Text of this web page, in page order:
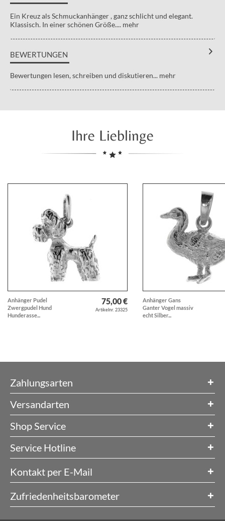
Ein Kreuz als Schmuckanhänger , ganz schlicht und elegant.
Klassisch. In einer schönen Größe.... mehr
BEWERTUNGEN
Bewertungen lesen, schreiben und diskutieren... mehr
Ihre Lieblinge
Anhänger Pudel
Zwergpudel Hund
Hunderasse...
75,00 €
Artikelnr. 23325
Anhänger Gans
Ganter Vogel massiv
echt Silber...
Zahlungsarten
Versandarten
Shop Service
Service Hotline
Kontakt per E-Mail
Zufriedenheitsbarometer